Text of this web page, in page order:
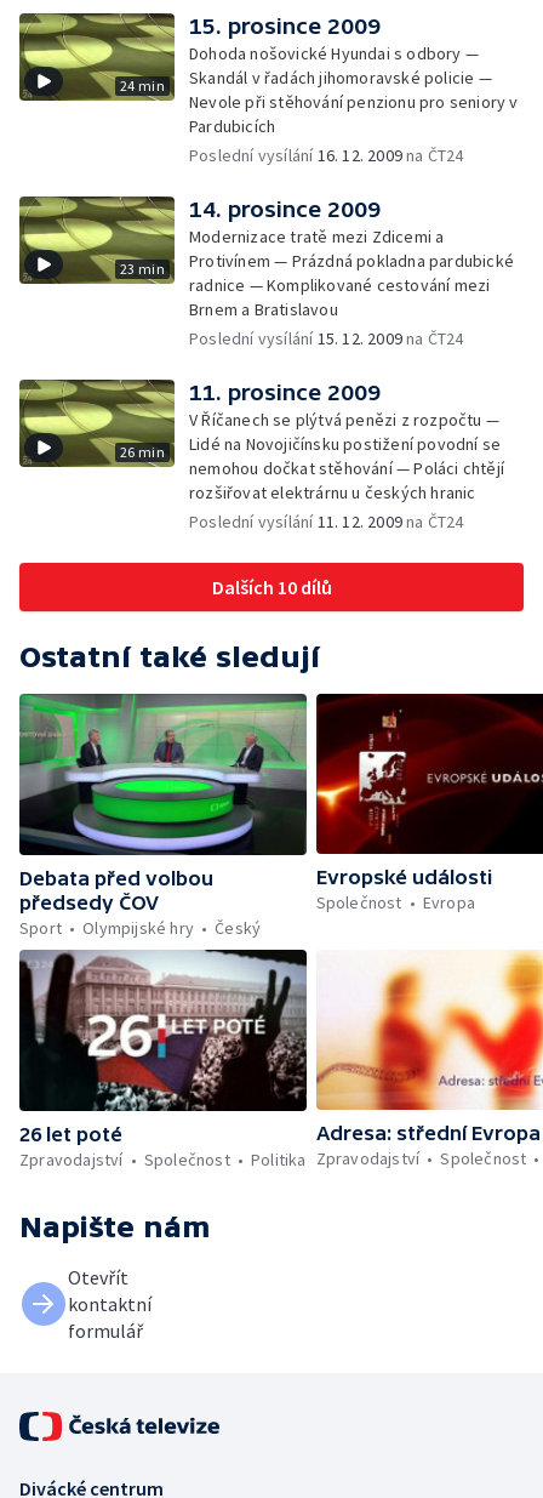
24 min
15. prosince 2009
Dohoda nošovické Hyundai s odbory —
Skandál v řadách jihomoravské policie —
Nevole při stěhování penzionu pro seniory v
Pardubicích
Poslední vysílání16. 12. 2009na ČT24
23 min
14. prosince 2009
Modernizace tratě mezi Zdicemi a
Protivínem — Prázdná pokladna pardubické
radnice — Komplikované cestování mezi
Brnem a Bratislavou
Poslední vysílání15. 12. 2009na ČT24
26 min
11. prosince 2009
V Říčanech se plýtvá penězi z rozpočtu —
Lidé na Novojičínsku postižení povodní se
nemohou dočkat stěhování — Poláci chtějí
rozšiřovat elektrárnu u českých hranic
Poslední vysílání11. 12. 2009na ČT24
Dalších 10 dílů
Ostatní také sledují
Debata před volbou
předsedy ČOV
Sport
Olympijské hry Český
Evropské události
Společnost
Evropa
26 let poté
Zpravodajství
Společnost Politika
Adresa: střední Evropa
Zpravodajství
Společnost
Napište nám
Otevřít
kontaktní
formulář
Divácké centrum